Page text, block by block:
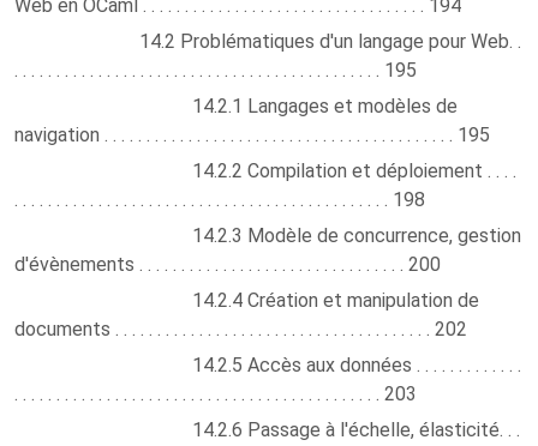
Web en OCaml . . . . . . . . . . . . . . . . . . . . . . . . . . . . . . . . . . 194
14.2 Problématiques d'un langage pour Web. .
. . . . . . . . . . . . . . . . . . . . . . . . . . . . . . . . . . . . . . . . . . . . 195
14.2.1 Langages et modèles de
navigation . . . . . . . . . . . . . . . . . . . . . . . . . . . . . . . . . . . . . . . . . . 195
14.2.2 Compilation et déploiement . . . .
. . . . . . . . . . . . . . . . . . . . . . . . . . . . . . . . . . . . . . . . . . . . . 198
14.2.3 Modèle de concurrence, gestion
d'évènements . . . . . . . . . . . . . . . . . . . . . . . . . . . . . . . . 200
14.2.4 Création et manipulation de
documents . . . . . . . . . . . . . . . . . . . . . . . . . . . . . . . . . . . . . . 202
14.2.5 Accès aux données . . . . . . . . . . . . .
. . . . . . . . . . . . . . . . . . . . . . . . . . . . . . . . . . . . . . . . . . . . 203
14.2.6 Passage à l'échelle, élasticité. . .